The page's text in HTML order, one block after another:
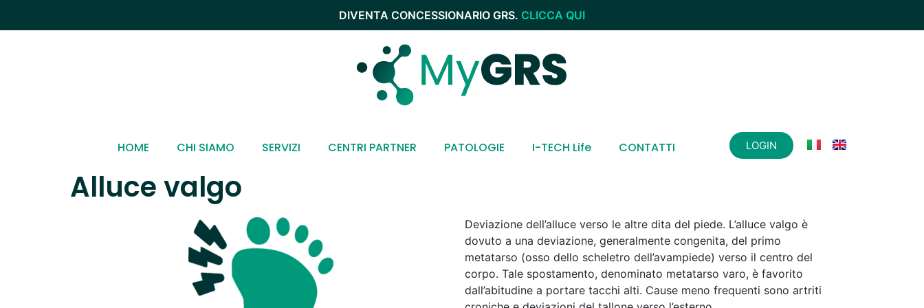
DIVENTA CONCESSIONARIO GRS. CLICCA QUI
HOME CHI SIAMO SERVIZI CENTRI PARTNER PATOLOGIE I-TECH Life CONTATTI LOGIN
Alluce valgo
Deviazione dell’alluce verso le altre dita del piede. L’alluce valgo è
dovuto a una deviazione, generalmente congenita, del primo
metatarso (osso dello scheletro dell’avampiede) verso il centro del
corpo. Tale spostamento, denominato metatarso varo, è favorito
dall’abitudine a portare tacchi alti. Cause meno frequenti sono artriti